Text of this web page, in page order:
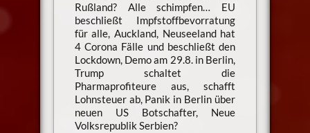
Rußland? Alle schimpfen… EU
beschließt Impfstoffbevorratung
für alle, Auckland, Neuseeland hat
4 Corona Fälle und beschließt den
Lockdown, Demo am 29.8. in Berlin,
Trump schaltet die
Pharmaprofiteure aus, schafft
Lohnsteuer ab, Panik in Berlin über
neuen US Botschafter, Neue
Volksrepublik Serbien?